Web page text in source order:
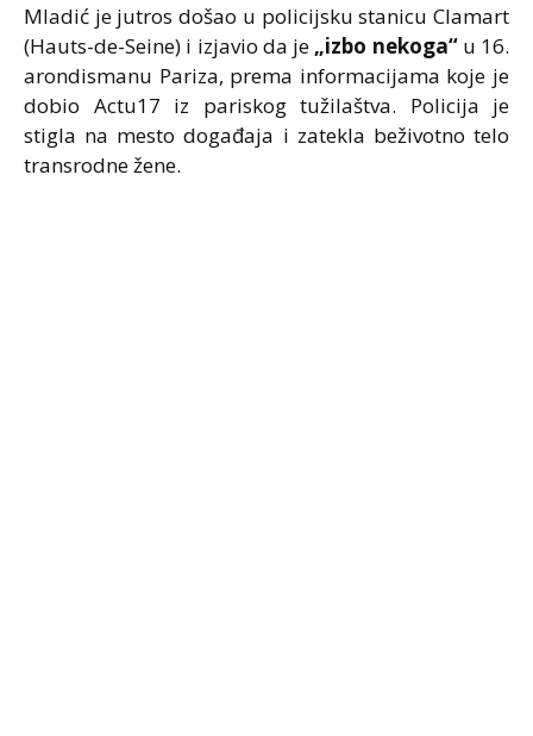
Mladić je jutros došao u policijsku stanicu Clamart
(Hauts-de-Seine) i izjavio da je „izbo nekoga“u 16.
arondismanu Pariza, prema informacijama koje je
dobio Actu17 iz pariskog tužilaštva. Policija je
stigla na mesto događaja i zatekla beživotno telo
transrodne žene.